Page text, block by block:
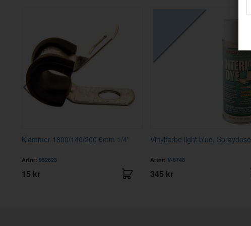
Klammer 1800/140/200 6mm 1/4"
Artnr:952623
15 kr
Vinylfarbe light blue, Spraydose
Artnr: V-5748
345 kr